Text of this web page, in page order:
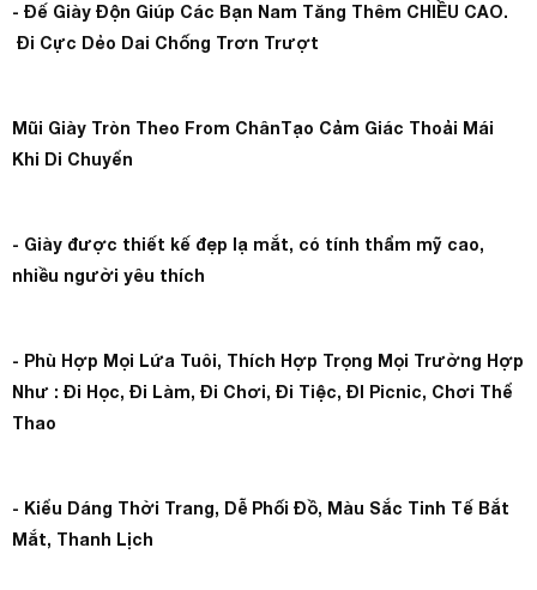
- Đế Giày Độn Giúp Các Bạn Nam Tăng Thêm CHIỀU CAO.
Đi Cực Dẻo Dai Chống Trơn Trượt
Mũi Giày Tròn Theo From ChânTạo Cảm Giác Thoải Mái
Khi Di Chuyển
- Giày được thiết kế đẹp lạ mắt, có tính thẩm mỹ cao,
nhiều người yêu thích
- Phù Hợp Mọi Lứa Tuôi, Thích Hợp Trọng Mọi Trường Hợp
Như : Đi Học, Đi Làm, Đi Chơi, Đi Tiệc, ĐI Picnic, Chơi Thể
Thao
- Kiểu Dáng Thời Trang, Dễ Phối Đồ, Màu Sắc Tinh Tế Bắt
Mắt, Thanh Lịch